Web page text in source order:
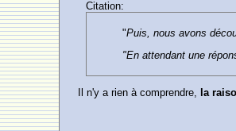
Citation:
"Puis, nous avons
"En attendant une
Il n'y a rien à comprendre, la